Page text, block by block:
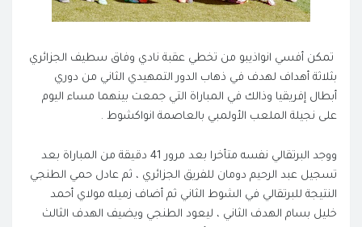
تمكن أفسي انواذيبو من تخطي عقبة نادي وفاق سطيف الجزائري
بثلاثة أهداف لهدف في ذهاب الدور التمهيدي الثاني من دوري
أبطال إفريقيا وذالك في المباراة التي جمعت بينهما مساء اليوم
على نجيلة الملعب الأولمبي بالعاصمة انواكشوط .
ووجد البرتقالي نفسه متأخرا بعد مرور 41 دقيقة من المباراة بعد
تسجيل عبد الرحيم دومان للفريق الجزائري ، ثم عادل حمي الطنجي
النتيجة للبرتقالي في الشوط الثاني ثم أضاف زميله مولاي أحمد
خليل بسام الهدف الثاني ، ليعود الطنجي ويضيف الهدف الثالث